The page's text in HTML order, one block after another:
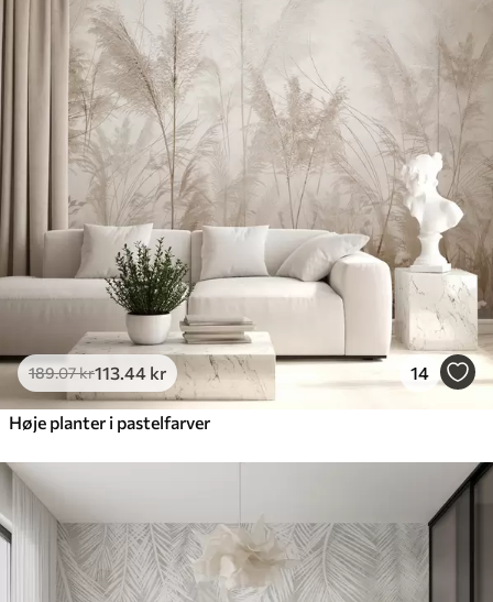
189.07kr113 .44 kr 14
Høje planter i pastelfarver